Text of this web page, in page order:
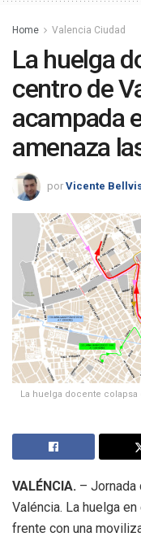
Home Valencia Ciudad
La huelga
centro de
acampada
amenaza
por Vicente
La huelga docente
VALÉNCIA. – Jornada
Valéncia. La huelga
frente con una